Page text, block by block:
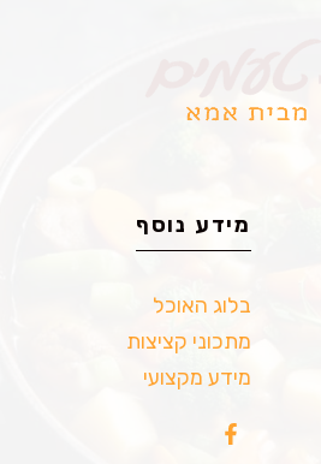
מידע נוסף
בלוג האוכל
מתכוני קציצות
מידע מקצועי